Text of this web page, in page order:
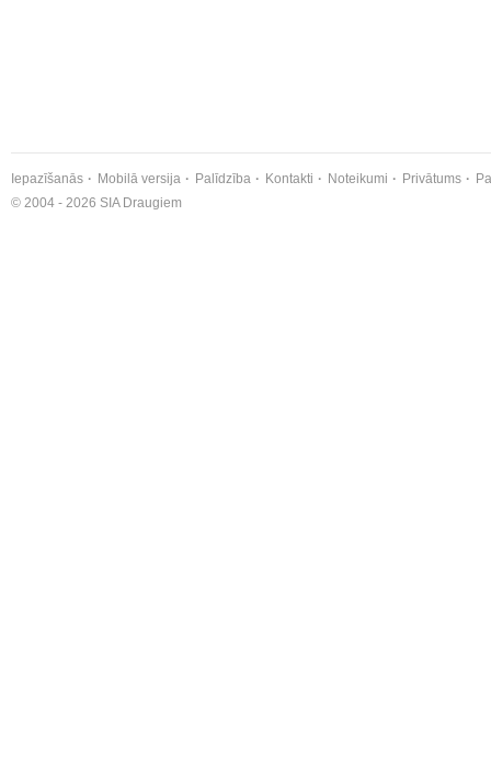
Iepazīšanās Mobilā versija Palīdzība Kontakti Noteikumi Privātums
© 2004 - 2026 SIA Draugiem